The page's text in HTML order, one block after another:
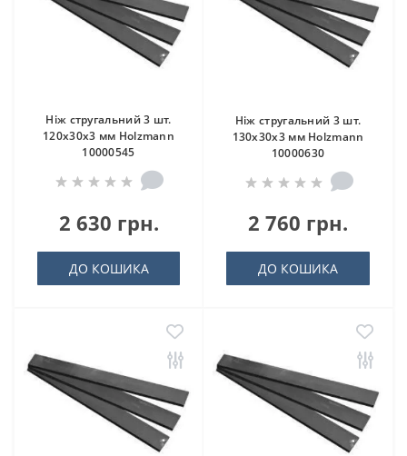
Ніж стругальний 3 шт.
120x30x3 мм Holzmann
10000545
2 630 грн.
ДО КОШИКА
Ніж стругальний 3 шт.
130x30x3 мм Holzmann
10000630
2 760 грн.
ДО КОШИКА